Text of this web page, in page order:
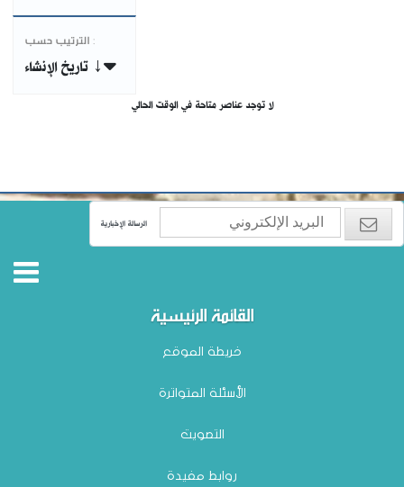
الترتيب حسب :
تاريخ الإنشاء ↓
لا توجد عناصر متاحة في الوقت الحالي
الرسالة الإخبارية
القائمة الرئيسية
خريطة الموقع
الأسئلة المتواترة
التصويت
روابط مفيدة